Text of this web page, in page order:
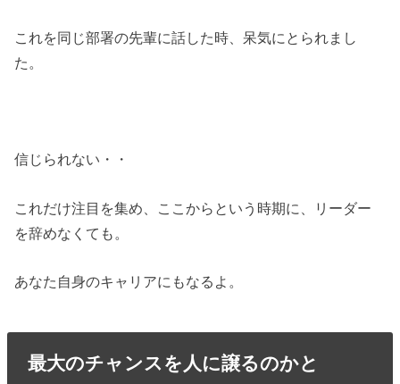
これを同じ部署の先輩に話した時、呆気にとられまし
た。
信じられない・・
これだけ注目を集め、ここからという時期に、リーダー
を辞めなくても。
あなた自身のキャリアにもなるよ。
最大のチャンスを人に譲るのかと